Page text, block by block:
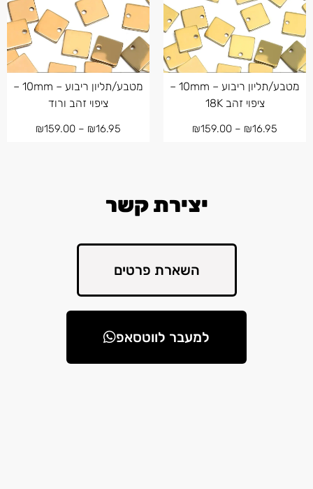
מטבע/תליון ריבוע – 10mm –
ציפוי זהב 18K
₪16.95
–
₪159.00
מטבע/תליון ריבוע – 10mm –
ציפוי זהב ורוד
₪16.95
–
₪159.00
יצירת קשר
השארת פרטים
למעבר לווטסאפ